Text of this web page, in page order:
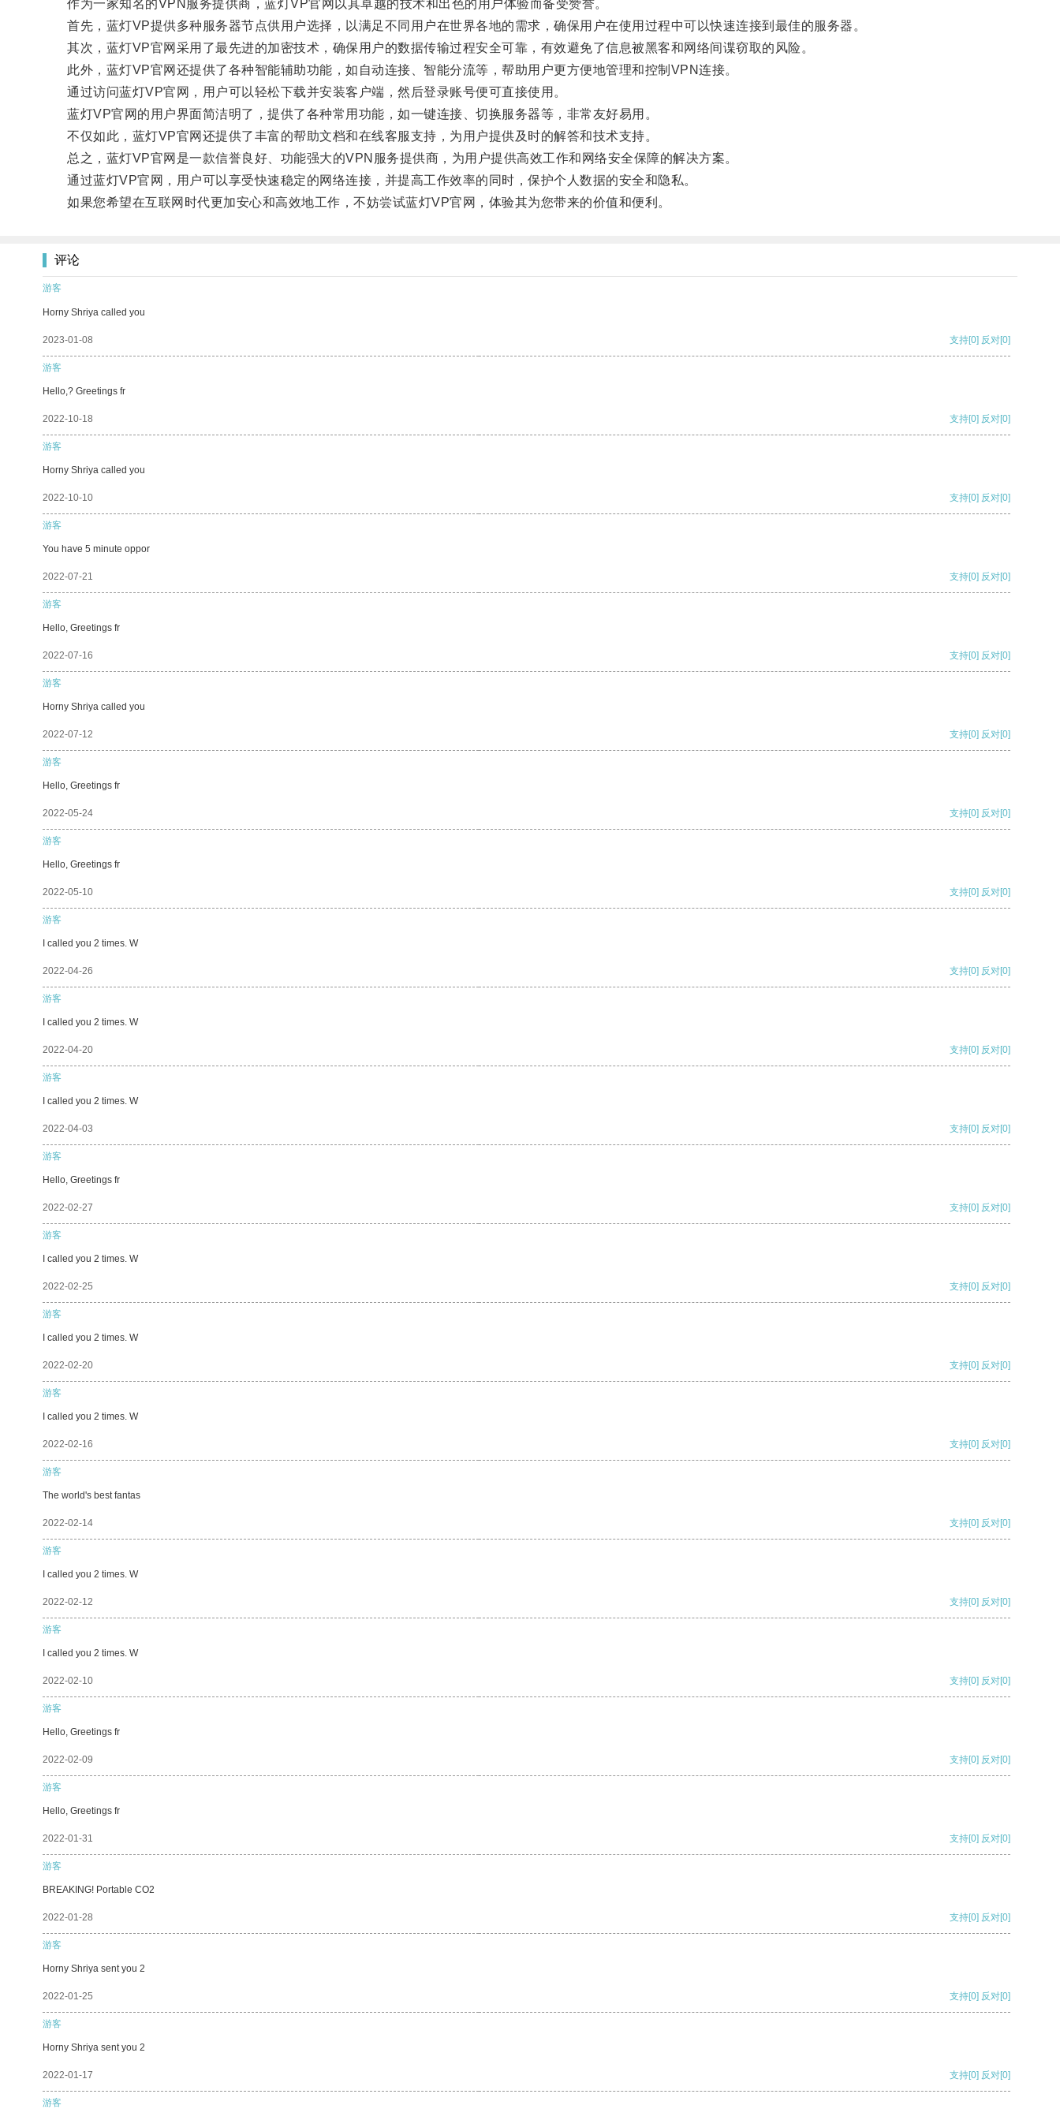
作为一家知名的VPN服务提供商，蓝灯VP官网以其卓越的技术和出色的用户体验而备受赞誉。
首先，蓝灯VP提供多种服务器节点供用户选择，以满足不同用户在世界各地的需求，确保用户在使用过程中可以快速连接到最佳的服务器。
其次，蓝灯VP官网采用了最先进的加密技术，确保用户的数据传输过程安全可靠，有效避免了信息被黑客和网络间谍窃取的风险。
此外，蓝灯VP官网还提供了各种智能辅助功能，如自动连接、智能分流等，帮助用户更方便地管理和控制VPN连接。
通过访问蓝灯VP官网，用户可以轻松下载并安装客户端，然后登录账号便可直接使用。
蓝灯VP官网的用户界面简洁明了，提供了各种常用功能，如一键连接、切换服务器等，非常友好易用。
不仅如此，蓝灯VP官网还提供了丰富的帮助文档和在线客服支持，为用户提供及时的解答和技术支持。
总之，蓝灯VP官网是一款信誉良好、功能强大的VPN服务提供商，为用户提供高效工作和网络安全保障的解决方案。
通过蓝灯VP官网，用户可以享受快速稳定的网络连接，并提高工作效率的同时，保护个人数据的安全和隐私。
如果您希望在互联网时代更加安心和高效地工作，不妨尝试蓝灯VP官网，体验其为您带来的价值和便利。
评论
游客
Horny Shriya called you
2023-01-08 支持[0] 反对[0]
游客
Hello,? Greetings fr
2022-10-18 支持[0] 反对[0]
游客
Horny Shriya called you
2022-10-10 支持[0] 反对[0]
游客
You have 5 minute oppor
2022-07-21 支持[0] 反对[0]
游客
Hello, Greetings fr
2022-07-16 支持[0] 反对[0]
游客
Horny Shriya called you
2022-07-12 支持[0] 反对[0]
游客
Hello, Greetings fr
2022-05-24 支持[0] 反对[0]
游客
Hello, Greetings fr
2022-05-10 支持[0] 反对[0]
游客
I called you 2 times. W
2022-04-26 支持[0] 反对[0]
游客
I called you 2 times. W
2022-04-20 支持[0] 反对[0]
游客
I called you 2 times. W
2022-04-03 支持[0] 反对[0]
游客
Hello, Greetings fr
2022-02-27 支持[0] 反对[0]
游客
I called you 2 times. W
2022-02-25 支持[0] 反对[0]
游客
I called you 2 times. W
2022-02-20 支持[0] 反对[0]
游客
I called you 2 times. W
2022-02-16 支持[0] 反对[0]
游客
The world's best fantas
2022-02-14 支持[0] 反对[0]
游客
I called you 2 times. W
2022-02-12 支持[0] 反对[0]
游客
I called you 2 times. W
2022-02-10 支持[0] 反对[0]
游客
Hello, Greetings fr
2022-02-09 支持[0] 反对[0]
游客
Hello, Greetings fr
2022-01-31 支持[0] 反对[0]
游客
BREAKING! Portable CO2
2022-01-28 支持[0] 反对[0]
游客
Horny Shriya sent you 2
2022-01-25 支持[0] 反对[0]
游客
Horny Shriya sent you 2
2022-01-17 支持[0] 反对[0]
游客